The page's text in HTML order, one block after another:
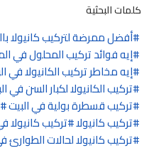
كلمات البحثية
أفضل ممرضة لتركيب كانيولا
إيه فوائد تركيب المحلول في
إيه مخاطر تركيب الكانيولا في
تركيب الكانيولا لكبار السن في
تركيب قسطرة بولية في البيت
تركيب كانيولا تركيب كانيولا
تركيب كانيولا لحالات الطوارئ